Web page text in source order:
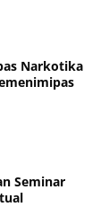
Narkotika
Seminar